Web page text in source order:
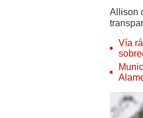
Allison
Vía